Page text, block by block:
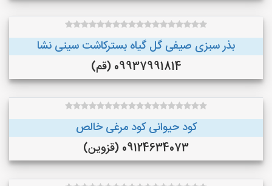
بذر سبزی صیفی گل گیاه بسترکاشت سینی نشا
09937991814 (قم)
کود حیوانی کود مرغی خالص
09124634073 (قزوین)